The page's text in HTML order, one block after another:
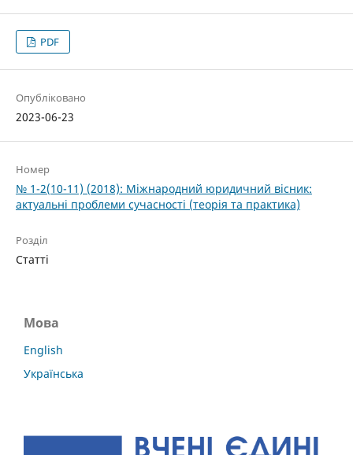
PDF
Опубліковано
2023-06-23
Номер
№ 1-2(10-11) (2018): Міжнародний юридичний вісник:
актуальні проблеми сучасності (теорія та практика)
Розділ
Статті
Мова
English
Українська